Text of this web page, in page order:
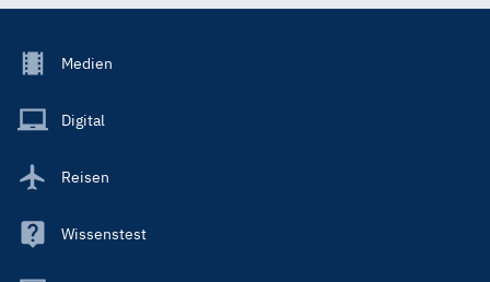
Footer
Main
Medien
Digital
Reisen
Wissenstest